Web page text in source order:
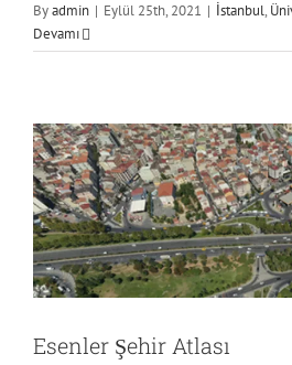
Byadmin | Eylül 25th, 2021 | İstanbul,
Devamı
Esenler Şehir
Esenler Şehir Atlası